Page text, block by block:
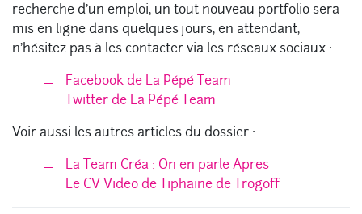
recherche d’un emploi, un tout nouveau portfolio sera
mis en ligne dans quelques jours, en attendant,
n’hésitez pas à les contacter via les réseaux sociaux :
Facebook de La Pépé Team
Twitter de La Pépé Team
Voir aussi les autres articles du dossier :
La Team Créa : On en parle Apres
Le CV Video de Tiphaine de Trogoff